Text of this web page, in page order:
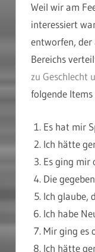
Weil wir am
interessiert
entworfen, der
Bereichs
zu Geschlecht
folgende
Es hat mir
Ich hätte
Es ging mir
Die
Ich glaube,
Ich habe
Mir ging es
Ich hätte